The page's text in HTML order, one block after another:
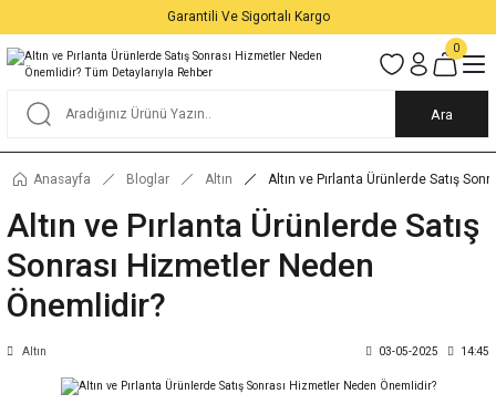
Garantili Ve Sigortalı Kargo
Ara
0
Anasayfa Bloglar Altın Altın ve Pırlanta Ürünlerde Satış
Altın ve Pırlanta Ürünlerde Satış
Sonrası Hizmetler Neden
Önemlidir?
Altın 03-05-2025 14:45